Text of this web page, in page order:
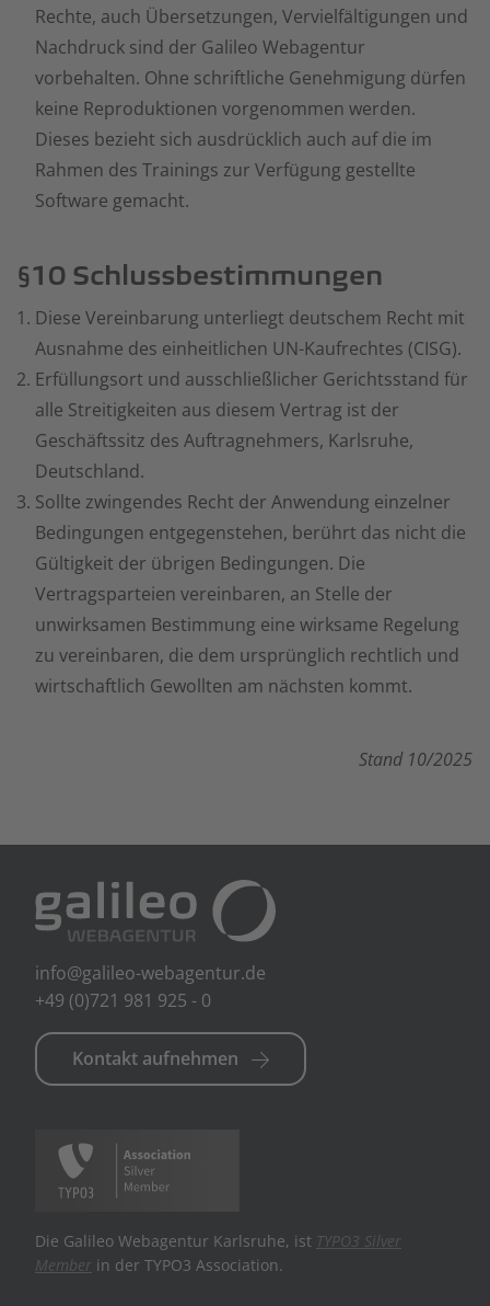
Rechte, auch Übersetzungen, Vervielfältigungen und
Nachdruck sind der Galileo Webagentur
vorbehalten. Ohne schriftliche Genehmigung dürfen
keine Reproduktionen vorgenommen werden.
Dieses bezieht sich ausdrücklich auch auf die im
Rahmen des Trainings zur Verfügung gestellte
Software gemacht.
§10 Schlussbestimmungen
Diese Vereinbarung unterliegt deutschem Recht mit
Ausnahme des einheitlichen UN-Kaufrechtes (CISG).
Erfüllungsort und ausschließlicher Gerichtsstand für
alle Streitigkeiten aus diesem Vertrag ist der
Geschäftssitz des Auftragnehmers, Karlsruhe,
Deutschland.
Sollte zwingendes Recht der Anwendung einzelner
Bedingungen entgegenstehen, berührt das nicht die
Gültigkeit der übrigen Bedingungen. Die
Vertragsparteien vereinbaren, an Stelle der
unwirksamen Bestimmung eine wirksame Regelung
zu vereinbaren, die dem ursprünglich rechtlich und
wirtschaftlich Gewollten am nächsten kommt.
Stand 10/2025
info@galileo-webagentur.de
+49 (0)721 981 925 - 0
Kontakt aufnehmen
Die Galileo Webagentur Karlsruhe, ist TYPO3 Silver
Member in der TYPO3 Association.